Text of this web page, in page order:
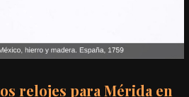
relojes para Mérida en